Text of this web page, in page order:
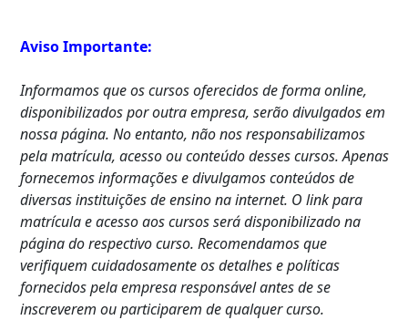
Aviso Importante:
Informamos que os cursos oferecidos de forma online,
disponibilizados por outra empresa, serão divulgados em
nossa página. No entanto, não nos responsabilizamos
pela matrícula, acesso ou conteúdo desses cursos. Apenas
fornecemos informações e divulgamos conteúdos de
diversas instituições de ensino na internet. O link para
matrícula e acesso aos cursos será disponibilizado na
página do respectivo curso. Recomendamos que
verifiquem cuidadosamente os detalhes e políticas
fornecidos pela empresa responsável antes de se
inscreverem ou participarem de qualquer curso.